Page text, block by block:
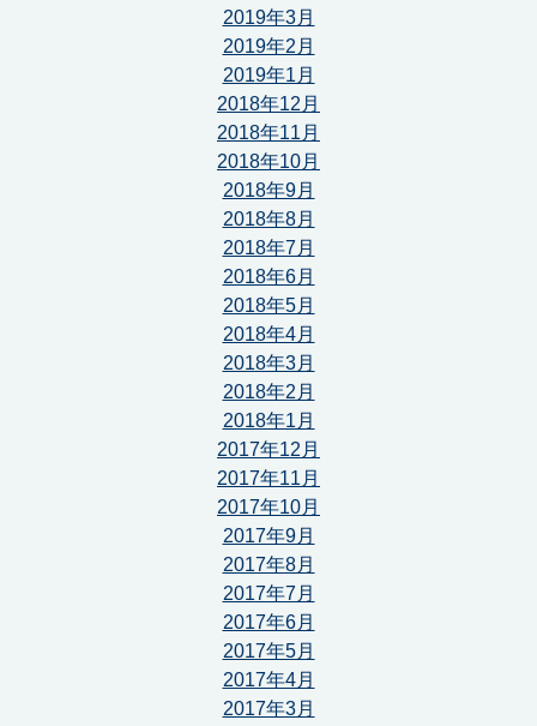
2019年3月
2019年2月
2019年1月
2018年12月
2018年11月
2018年10月
2018年9月
2018年8月
2018年7月
2018年6月
2018年5月
2018年4月
2018年3月
2018年2月
2018年1月
2017年12月
2017年11月
2017年10月
2017年9月
2017年8月
2017年7月
2017年6月
2017年5月
2017年4月
2017年3月